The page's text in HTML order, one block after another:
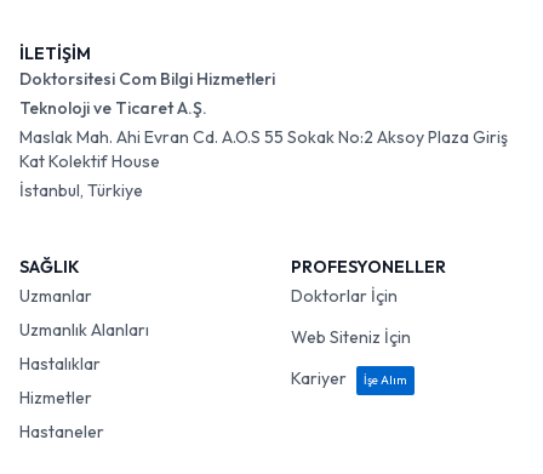
İLETİŞİM
Doktorsitesi Com Bilgi Hizmetleri
Teknoloji ve Ticaret A.Ş.
Maslak Mah. Ahi Evran Cd. A.O.S 55 Sokak No:2 Aksoy Plaza Giriş
Kat Kolektif House
İstanbul, Türkiye
SAĞLIK
Uzmanlar
Uzmanlık Alanları
Hastalıklar
Hizmetler
Hastaneler
PROFESYONELLER
Doktorlar İçin
Web Siteniz İçin
Kariyer
İşe Alım